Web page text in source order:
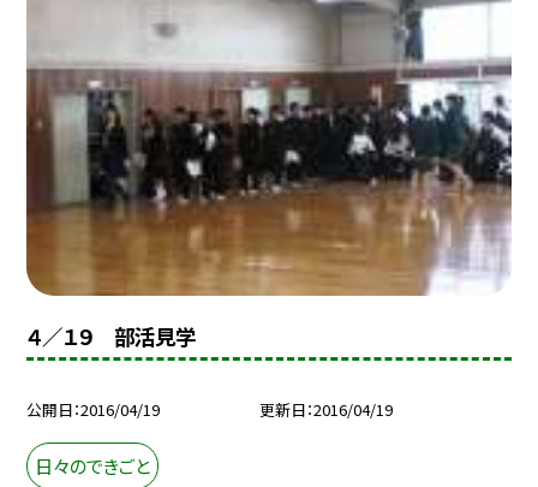
４／１９ 部活見学
公開日 2016/04/19 更新日 2016/04/19
日々のできごと